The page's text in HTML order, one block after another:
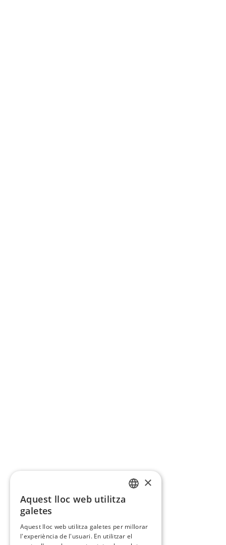
×
Aquest lloc web utilitza
galetes
Aquest lloc web utilitza galetes per millorar
l'experiència de l'usuari. En utilitzar el